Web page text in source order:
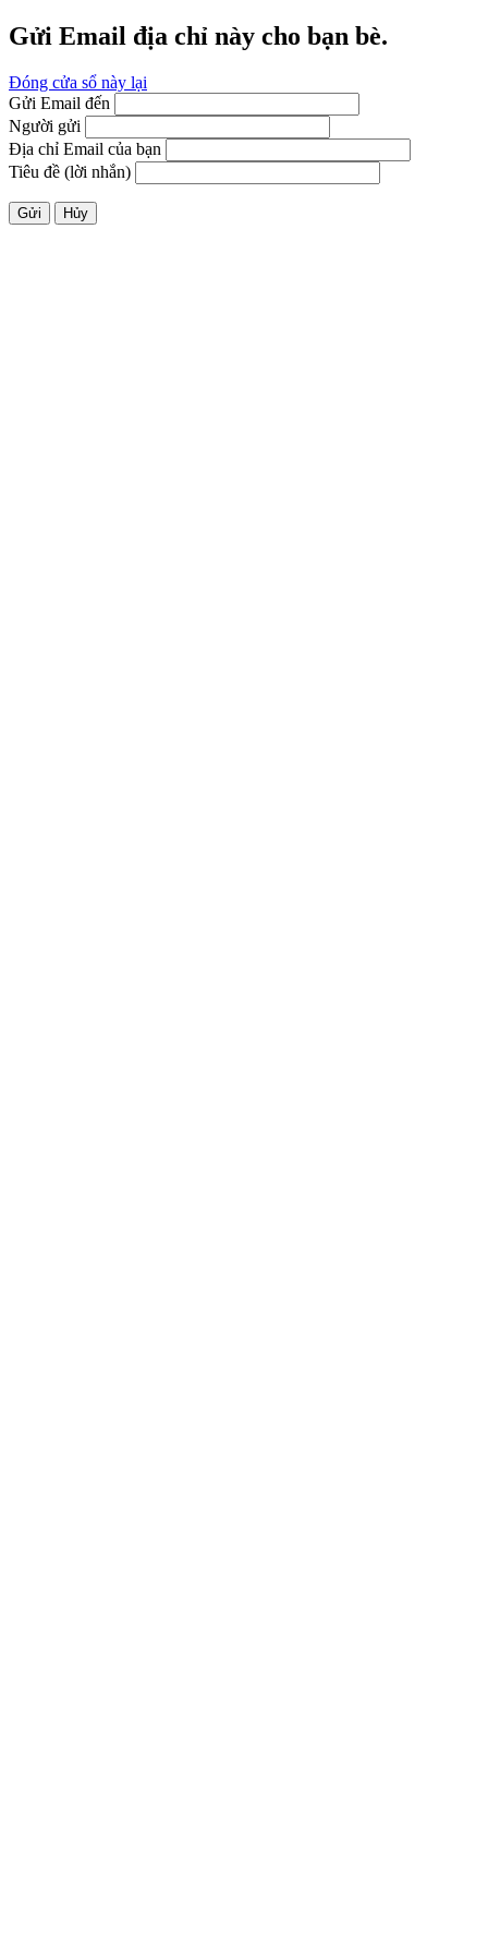
Gửi Email địa chỉ này cho bạn bè.
Đóng cửa sổ này lại
Gửi Email đến
Người gửi
Địa chỉ Email của bạn
Tiêu đề (lời nhắn)
Gửi Hủy